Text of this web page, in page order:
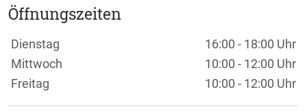
Öffnungszeiten
Wochentage / Monate
Öffnungszeiten / Hinweise
Dienstag
16:00 - 18:00 Uhr
Mittwoch
10:00 - 12:00 Uhr
Freitag
10:00 - 12:00 Uhr